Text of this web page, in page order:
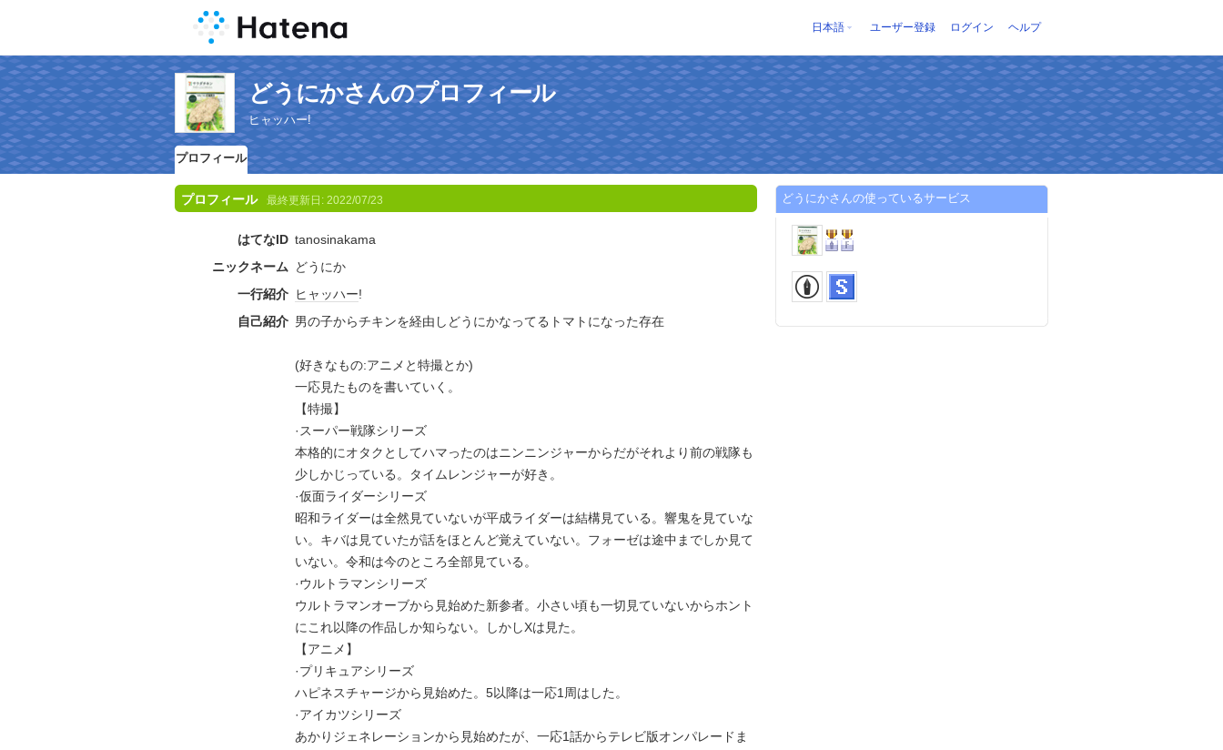
日本語 ユーザー登録 ログイン ヘルプ
どうにかさんのプロフィール
ヒャッハー!
プロフィール
プロフィール 最終更新日: 2022/07/23
はてなID tanosinakama
ニックネーム どうにか
一行紹介 ヒャッハー!
自己紹介 男の子からチキンを経由しどうにかなってるトマトになった存在
(好きなもの:アニメと特撮とか)
一応見たものを書いていく。
【特撮】
·スーパー戦隊シリーズ
本格的にオタクとしてハマったのはニンニンジャーからだがそれより前の戦隊も
少しかじっている。タイムレンジャーが好き。
·仮面ライダーシリーズ
昭和ライダーは全然見ていないが平成ライダーは結構見ている。響鬼を見ていな
い。キバは見ていたが話をほとんど覚えていない。フォーゼは途中までしか見て
いない。令和は今のところ全部見ている。
·ウルトラマンシリーズ
ウルトラマンオーブから見始めた新参者。小さい頃も一切見ていないからホント
にこれ以降の作品しか知らない。しかしXは見た。
【アニメ】
·プリキュアシリーズ
ハピネスチャージから見始めた。5以降は一応1周はした。
·アイカツシリーズ
あかりジェネレーションから見始めたが、一応1話からテレビ版オンパレードま
どうにかさんの使っているサービス